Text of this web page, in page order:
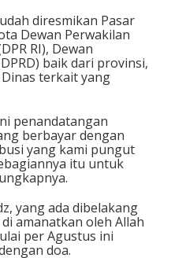
diresmikan Pasar
Dewan Perwakilan
RI), Dewan
baik dari provinsi,
terkait yang
penandatangan
berbayar dengan
yang kami pungut
itu untuk
yang ada dibelakang
amanatkan oleh Allah
per Agustus ini
doa.